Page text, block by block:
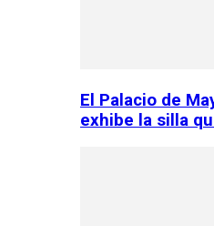
El Palacio de
exhibe la silla